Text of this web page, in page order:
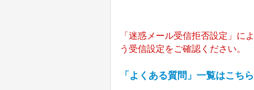
「迷惑メール受信拒否設定」
う受信設定をご確認ください。
「よくある質問」一覧はこちら